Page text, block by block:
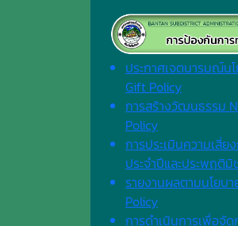
ประกาศเจตนารมณ์น
Gift Policy
การสร้างวัฒนธรรม
Policy
การประเมินความเสี่ย
ประจำปีและประพฤติมิ
รายงานผลตามนโยบ
Policy
การดำเนินการเพื่อจัด